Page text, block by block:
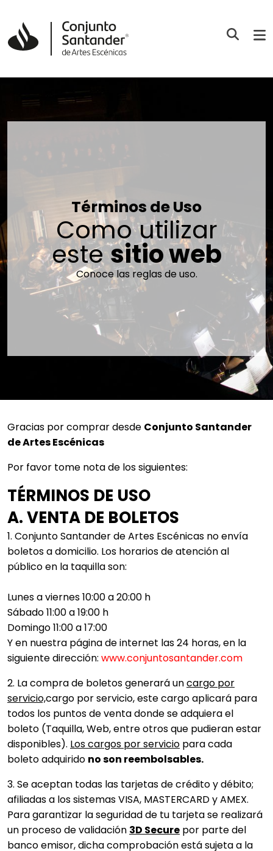
Términos de Uso
Como utilizar
estesitio web
Conoce las reglas de uso.
Gracias por comprar desde Conjunto Santander
de Artes Escénicas
Por favor tome nota de los siguientes:
TÉRMINOS DE USO
A. VENTA DE BOLETOS
1. Conjunto Santander de Artes Escénicas no envía
boletos a domicilio. Los horarios de atención al
público en la taquilla son:
Lunes a viernes 10:00 a 20:00 h
Sábado 11:00 a 19:00 h
Domingo 11:00 a 17:00
Y en nuestra página de internet las 24 horas, en la
siguiente dirección: www.conjuntosantander.com
2. La compra de boletos generará uncargo por
servicio,cargo por servicio, este cargo aplicará para
todos los puntos de venta donde se adquiera el
boleto (Taquilla, Web, entre otros que pudieran estar
disponibles). Los cargos por servicio para cada
boleto adquirido no son reembolsables.
3. Se aceptan todas las tarjetas de crédito y débito;
afiliadas a los sistemas VISA, MASTERCARD y AMEX.
Para garantizar la seguridad de tu tarjeta se realizará
un proceso de validación 3D Secure por parte del
banco emisor, dicha comprobación está sujeta a la